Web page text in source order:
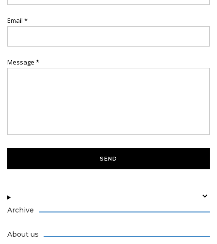
Email *
Message *
Archive
About us